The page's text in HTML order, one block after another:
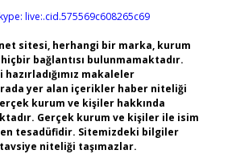
live:.cid.575569c608265c69
sitesi, herhangi bir marka, kurum
bağlantısı bulunmamaktadır.
makaleler
yer alan içerikler haber niteliği
kurum ve kişiler hakkında
Gerçek kurum ve kişiler ile isim
tesadüfidir. Sitemizdeki bilgiler
niteliği taşımazlar.